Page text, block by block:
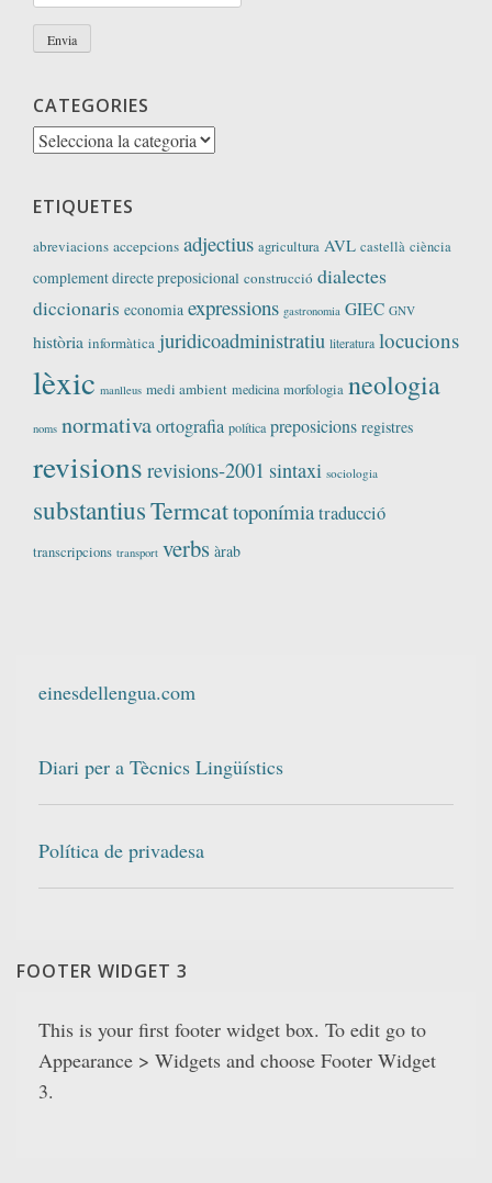
CATEGORIES
Categories
ETIQUETES
abreviacions accepcions adjectius agricultura AVL castellà ciència
complement directe preposicional construcció dialectes
diccionaris economia expressions gastronomia GIEC GNV
història informàtica juridicoadministratiu literatura locucions
lèxic manlleus medi ambient medicina morfologia neologia
noms normativaortografia política preposicions registres
revisions revisions-2001 sintaxi sociologia
substantiusTermcattoponímiatraducció
transcripcions transport verbs àrab
einesdellengua.com
Diari per a Tècnics Lingüístics
Política de privadesa
FOOTER WIDGET 3
This is your first footer widget box. To edit go to
Appearance > Widgets and choose Footer Widget
3.